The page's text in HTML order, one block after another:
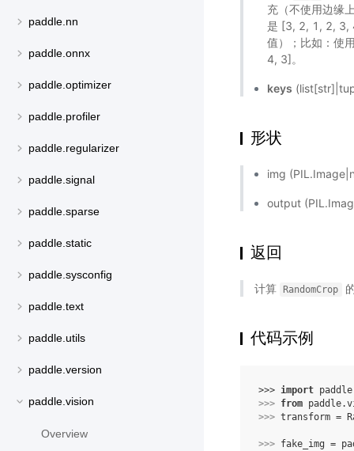
paddle.nn
paddle.onnx
paddle.optimizer
paddle.profiler
paddle.regularizer
paddle.signal
paddle.sparse
paddle.static
paddle.sysconfig
paddle.text
paddle.utils
paddle.version
paddle.vision
Overview
充（不使用边缘
是 [3, 2, 1, 2,
值）；比如：使
4, 3]。
keys
形状
img
output
返回
计算 RandomCrop
代码示例
>>> import paddle
>>> from
>>> transform =
>>> fake_img =